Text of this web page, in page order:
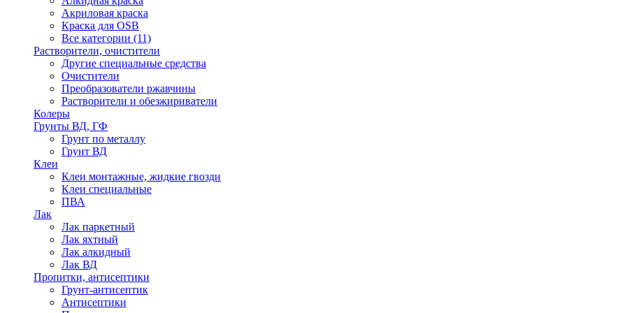
Акриловая краска
Краска для OSB
Все категории (11)
Растворители, очистители
Другие специальные средства
Очистители
Преобразователи ржавчины
Растворители и обезжириватели
Колеры
Грунты ВД, ГФ
Грунт по металлу
Грунт ВД
Клеи
Клеи монтажные, жидкие гвозди
Клеи специальные
ПВА
Лак
Лак паркетный
Лак яхтный
Лак алкидный
Лак ВД
Пропитки, антисептики
Грунт-антисептик
Антисептики